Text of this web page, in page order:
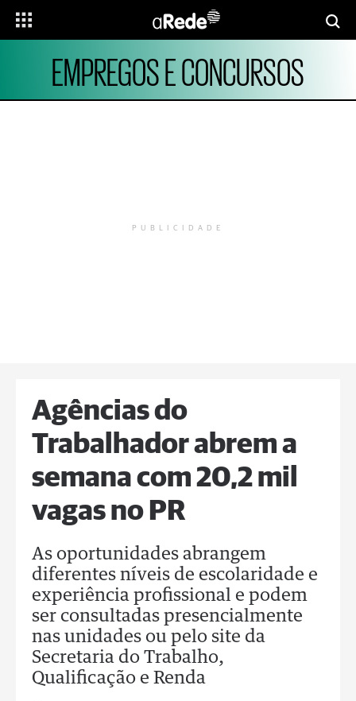
EMPREGOS E CONCURSOS
PUBLICIDADE
Agências do
Trabalhador abrem a
semana com 20,2 mil
vagas no PR
As oportunidades abrangem
diferentes níveis de escolaridade e
experiência profissional e podem
ser consultadas presencialmente
nas unidades ou pelo site da
Secretaria do Trabalho,
Qualificação e Renda